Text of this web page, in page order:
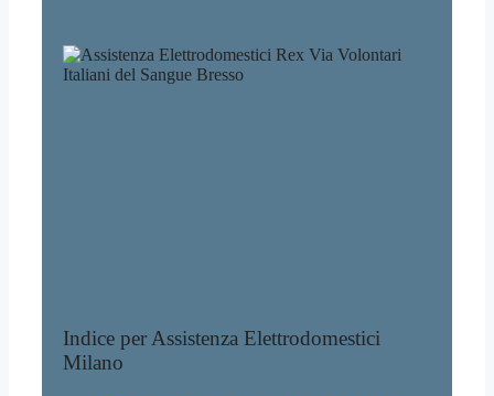
Indice per Assistenza Elettrodomestici
Milano